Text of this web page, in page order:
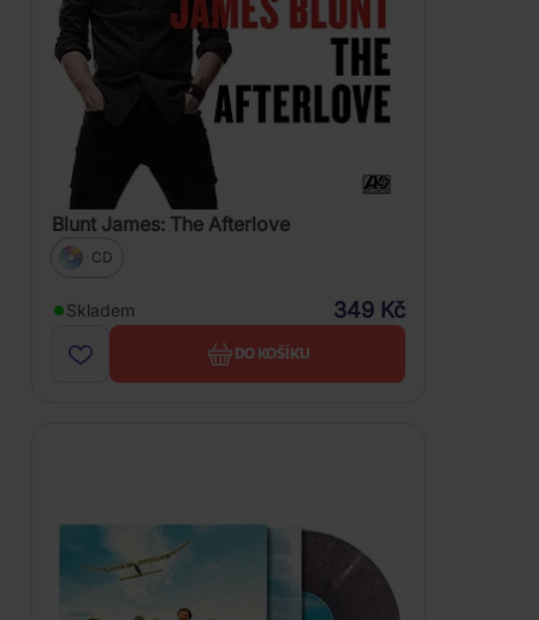
Blunt James: The Afterlove
CD
Skladem 349 Kč
DO KOŠÍKU